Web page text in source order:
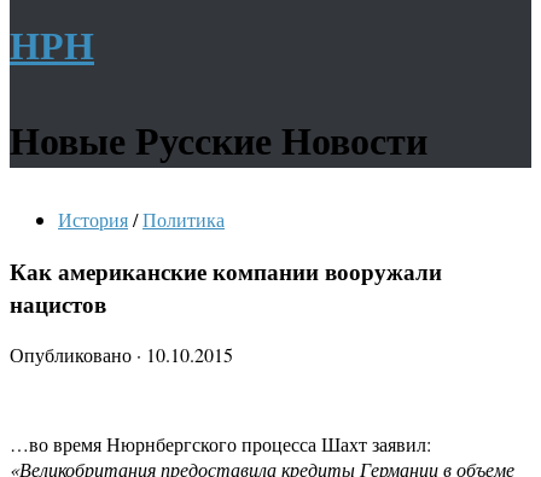
НРН
Новые Русские Новости
История/Политика
Как американские компании вооружали
нацистов
Опубликовано · 10.10.2015
…во время Нюрнбергского процесса Шахт заявил:
«Великобритания предоставила кредиты Германии в объеме